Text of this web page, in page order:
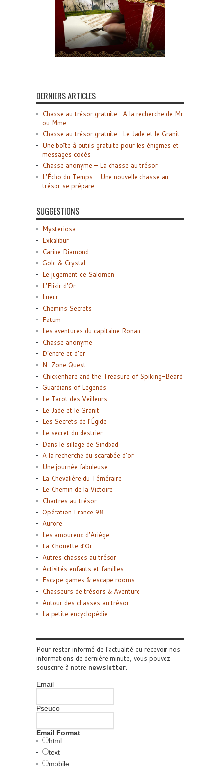
DERNIERS ARTICLES
Chasse au trésor gratuite : A la recherche de Mr
ou Mme
Chasse au trésor gratuite : Le Jade et le Granit
Une boîte à outils gratuite pour les énigmes et
messages codés
Chasse anonyme – La chasse au trésor
L’Écho du Temps – Une nouvelle chasse au
trésor se prépare
SUGGESTIONS
Mysteriosa
Exkalibur
Carine Diamond
Gold & Crystal
Le jugement de Salomon
L’Elixir d’Or
Lueur
Chemins Secrets
Fatum
Les aventures du capitaine Ronan
Chasse anonyme
D’encre et d’or
N-Zone Quest
Chickenhare and the Treasure of Spiking-Beard
Guardians of Legends
Le Tarot des Veilleurs
Le Jade et le Granit
Les Secrets de l’Égide
Le secret du destrier
Dans le sillage de Sindbad
A la recherche du scarabée d’or
Une journée fabuleuse
La Chevalière du Téméraire
Le Chemin de la Victoire
Chartres au trésor
Opération France 98
Aurore
Les amoureux d’Ariège
La Chouette d’Or
Autres chasses au trésor
Activités enfants et familles
Escape games & escape rooms
Chasseurs de trésors & Aventure
Autour des chasses au trésor
La petite encyclopédie
Pour rester informé de l'actualité ou recevoir nos
informations de dernière minute, vous pouvez
souscrire à notre newsletter.
Email
Pseudo
Email Format
html
text
mobile